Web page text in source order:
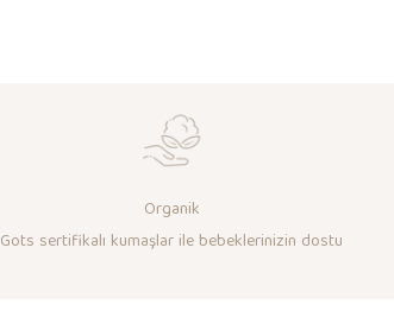
Organik
Gots sertifikalı kumaşlar ile bebeklerinizin dostu